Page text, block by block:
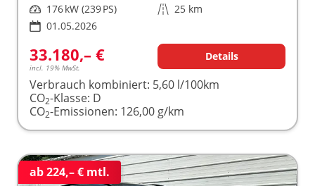
Leistung 176 kW (239 PS) Kilometerstand 25 km
01.05.2026
33.180,– €
incl. 19% MwSt.
Details
Verbrauch kombiniert: 5,60 l/100km
CO2-Klasse: D
CO2-Emissionen: 126,00 g/km
ab 224,– € mtl.